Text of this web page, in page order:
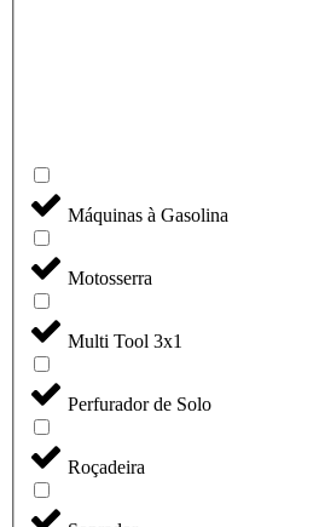
Máquinas à Gasolina
Motosserra
Multi Tool 3x1
Perfurador de Solo
Roçadeira